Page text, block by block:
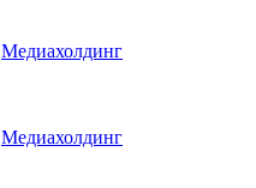
Медиахолдинг
Медиахолдинг